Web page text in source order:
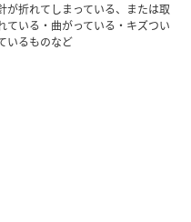
が折れてしまっている、または取
ている・曲がっている・キズつい
いるものなど